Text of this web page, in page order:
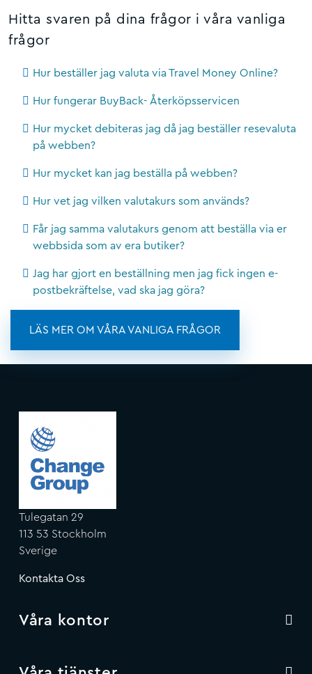
Hitta svaren på dina frågor i våra vanliga
frågor
Hur beställer jag valuta via Travel Money Online?
Hur fungerar BuyBack- Återköpsservicen
Hur mycket debiteras jag då jag beställer resevaluta
på webben?
Hur mycket kan jag beställa på webben?
Hur vet jag vilken valutakurs som används?
Får jag samma valutakurs genom att beställa via er
webbsida som av era butiker?
Jag har gjort en beställning men jag fick ingen e-
postbekräftelse, vad ska jag göra?
LÄS MER OM VÅRA VANLIGA FRÅGOR
Tulegatan 29
113 53 Stockholm
Sverige
Kontakta Oss
Våra kontor